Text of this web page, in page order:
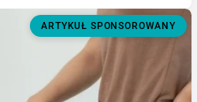
ARTYKUŁ SPONSOROWANY